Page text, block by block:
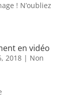
! N’oubliez
en vidéo
2018| Non